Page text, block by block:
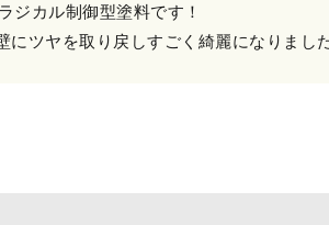
ジカル制御型塗料です！
にツヤを取り戻しすごく綺麗になりまし